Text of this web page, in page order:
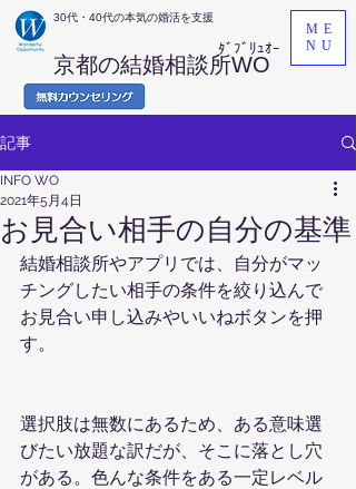
京都の結婚相談所WO
ﾀﾞﾌﾞﾘｭｵｰ
​30代・40代の本気の婚活を支援
ME
NU
記事
お見合い相手の自分の基準
INFO WO
2021年5月4日
結婚相談所やアプリでは、自分がマッ
チングしたい相手の条件を絞り込んで
お見合い申し込みやいいねボタンを押
す。
選択肢は無数にあるため、ある意味選
びたい放題な訳だが、そこに落とし穴
がある。色んな条件をある一定レベル